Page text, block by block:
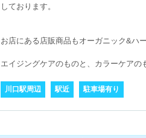
しております。
お店にある店販商品もオーガニック&ハ
川口駅周辺 駅近 駐車場有り